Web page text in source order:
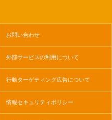
お問い合わせ
外部サービスの利用について
行動ターゲティング広告について
情報セキュリティポリシー